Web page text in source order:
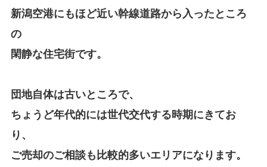
新潟空港にもほど近い幹線道路から入ったところ
の
閑静な住宅街です。
団地自体は古いところで、
ちょうど年代的には世代交代する時期にきてお
り、
ご売却のご相談も比較的多いエリアになります。